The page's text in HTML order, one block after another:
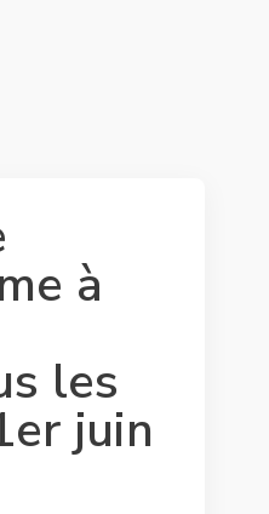
à
les
juin